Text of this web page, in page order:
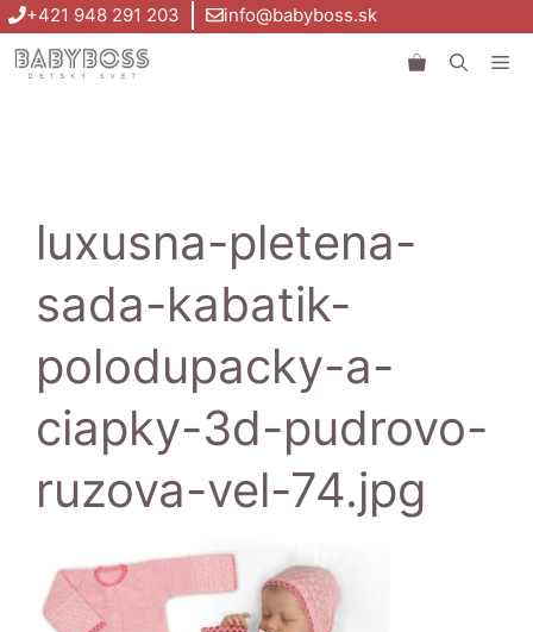
Preskočiť
na
obsah
+421 948 291 203 info@babyboss.sk
luxusna-pletena-
sada-kabatik-
polodupacky-a-
ciapky-3d-pudrovo-
ruzova-vel-74.jpg